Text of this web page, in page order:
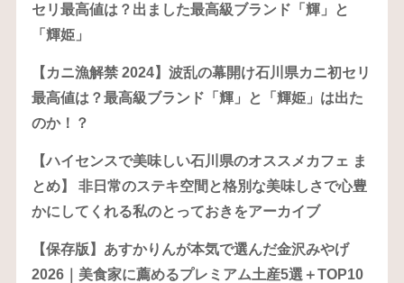
セリ最高値は？出ました最高級ブランド「輝」と
「輝姫」
【カニ漁解禁 2024】波乱の幕開け石川県カニ初セリ
最高値は？最高級ブランド「輝」と「輝姫」は出た
のか！？
【ハイセンスで美味しい石川県のオススメカフェ ま
とめ】 非日常のステキ空間と格別な美味しさで心豊
かにしてくれる私のとっておきをアーカイブ
【保存版】あすかりんが本気で選んだ金沢みやげ
2026｜美食家に薦めるプレミアム土産5選＋TOP10